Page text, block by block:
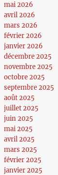
mai 2026
avril 2026
mars 2026
février 2026
janvier 2026
décembre 2025
novembre 2025
octobre 2025
septembre 2025
août 2025
juillet 2025
juin 2025
mai 2025
avril 2025
mars 2025
février 2025
janvier 2025